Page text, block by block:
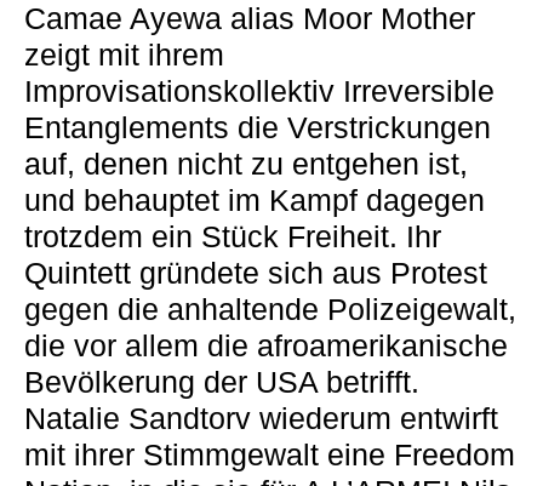
Camae Ayewa alias Moor Mother
zeigt mit ihrem
Improvisationskollektiv Irreversible
Entanglements die Verstrickungen
auf, denen nicht zu entgehen ist,
und behauptet im Kampf dagegen
trotzdem ein Stück Freiheit. Ihr
Quintett gründete sich aus Protest
gegen die anhaltende Polizeigewalt,
die vor allem die afroamerikanische
Bevölkerung der USA betrifft.
Natalie Sandtorv wiederum entwirft
mit ihrer Stimmgewalt eine Freedom